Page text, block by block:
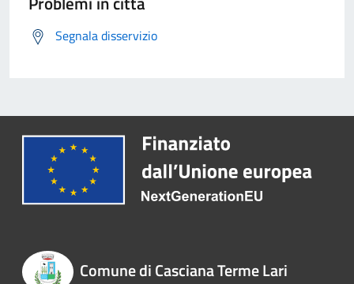
Segnala disservizio
Comune di Casciana Terme Lari